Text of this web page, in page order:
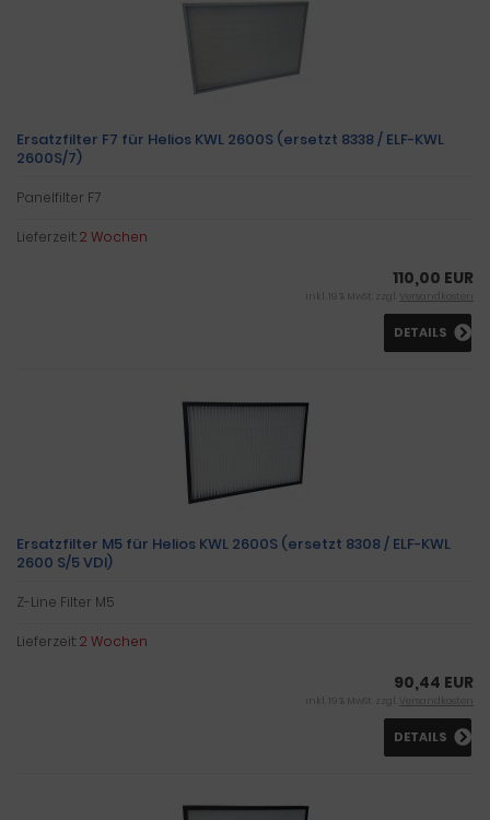
Ersatzfilter F7 für Helios KWL 2600S (ersetzt 8338 / ELF-KWL
2600S/7)
Panelfilter F7
Lieferzeit:2 Wochen
110,00 EUR
inkl. 19 % MwSt. zzgl. Versandkosten
DETAILS
Ersatzfilter M5 für Helios KWL 2600S (ersetzt 8308 / ELF-KWL
2600 S/5 VDI)
Z-Line Filter M5
Lieferzeit:2 Wochen
90,44 EUR
inkl. 19 % MwSt. zzgl. Versandkosten
DETAILS